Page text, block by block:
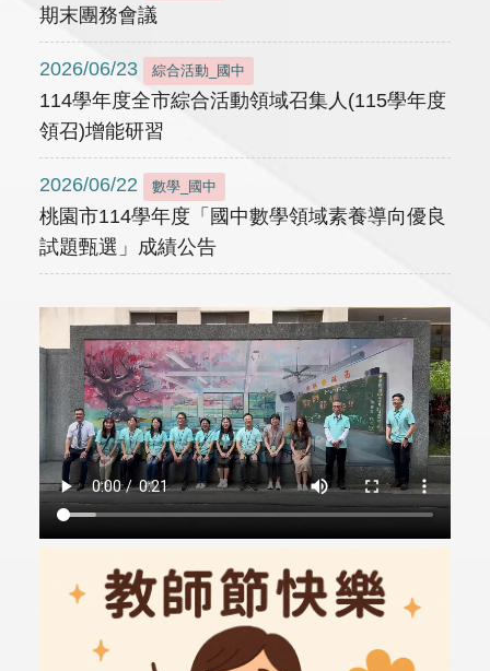
期末團務會議
2026/06/23 綜合活動_國中
114學年度全市綜合活動領域召集人(115學年度
領召)增能研習
2026/06/22 數學_國中
桃園市114學年度「國中數學領域素養導向優良
試題甄選」成績公告